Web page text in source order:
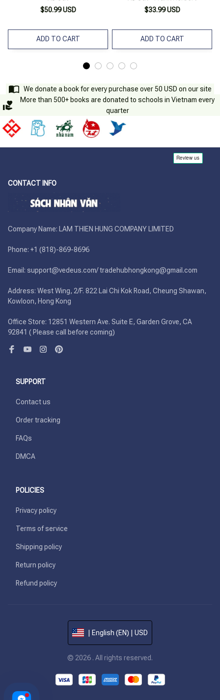
$50.99 USD
ADD TO CART
$33.99 USD
ADD TO CART
We donate a book for every purchase over 50 USD on our site
More than 500+ books are donated to schools in Vietnam every
quarter
CONTACT INFO
Company Name: LAM THIEN HUNG COMPANY LIMITED
Phone: +1 (818)-869-8696
Email: support@vedeus.com/ tradehubhongkong@gmail.com
Address: West Wing, 2/F. 822 Lai Chi Kok Road, Cheung Shawan,
Kowloon, Hong Kong
Office Store: 12851 Western Ave. Suite E, Garden Grove, CA
92841 ( Please call before coming)
SUPPORT
Contact us
Order tracking
FAQs
DMCA
POLICIES
Privacy policy
Terms of service
Shipping policy
Return policy
Refund policy
| English (EN) | USD
© 2026 . All rights reserved.